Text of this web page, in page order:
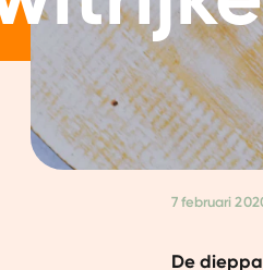
7 februari
De